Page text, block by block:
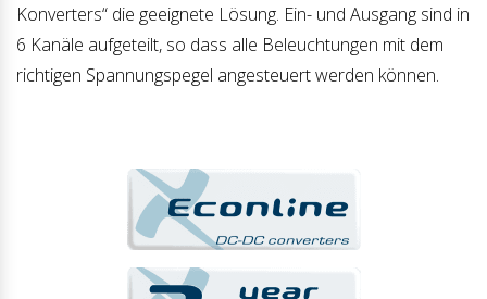
Konverters“ die geeignete Lösung. Ein- und Ausgang sind in
6 Kanäle aufgeteilt, so dass alle Beleuchtungen mit dem
richtigen Spannungspegel angesteuert werden können.